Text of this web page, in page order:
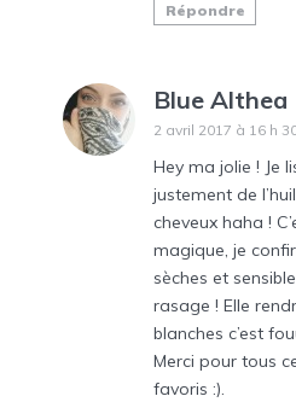
Répondre
Blue Althea
2 avril 2017 à 16 h
Hey ma jolie ! Je
justement de
cheveux haha !
magique, je
sèches et
rasage ! Elle
blanches c’est
Merci pour tous
favoris :).